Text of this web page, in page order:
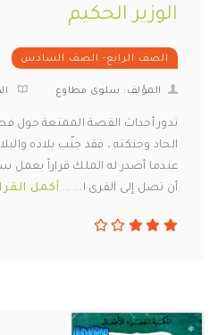
الوزير الحكيم
الصف الرابع- الصف السادس
المؤلف: سلوى مطاوع
تدور أحداث القصة الممتعة حول
الحاد وحنكته ، فقد جنّب بلاده
عندما أصدر له الملك قراراً بعمل
أن تصل إلى القرى ا... ... أكمل